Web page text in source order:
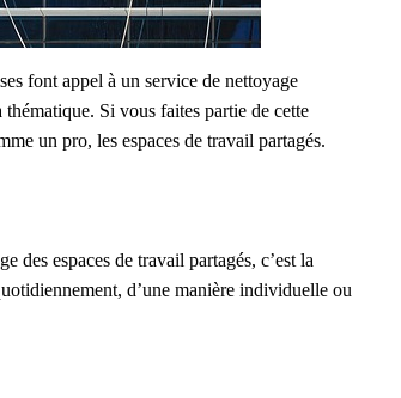
font appel à un service de nettoyage
Si vous faites partie de cette
un pro, les espaces de travail partagés.
des espaces de travail partagés, c’est la
d’une manière individuelle ou